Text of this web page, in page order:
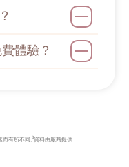
體驗？
有所不同, 3資料由廠商提供